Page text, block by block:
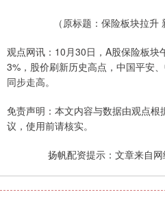
（原标题：保险板块拉
观点网讯：10月30日，A股保险板块
3%，股价刷新历史高点，中国平安
同步走高。
免责声明：本文内容与数据由观点
议，使用前请核实。
扬帆配资提示：文章来自网